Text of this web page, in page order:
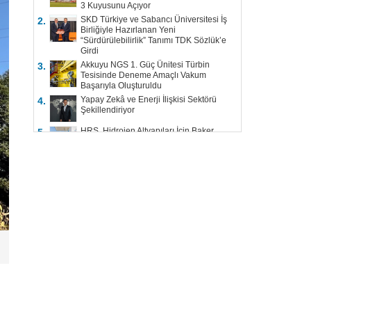
3 Kuyusunu Açıyor
2.
SKD Türkiye ve Sabancı Üniversitesi İş
Birliğiyle Hazırlanan Yeni
“Sürdürülebilirlik” Tanımı TDK Sözlük’e
Girdi
3.
Akkuyu NGS 1. Güç Ünitesi Türbin
Tesisinde Deneme Amaçlı Vakum
Başarıyla Oluşturuldu
4.
Yapay Zekâ ve Enerji İlişkisi Sektörü
Şekillendiriyor
5.
HRS, Hidrojen Altyapıları İçin Baker